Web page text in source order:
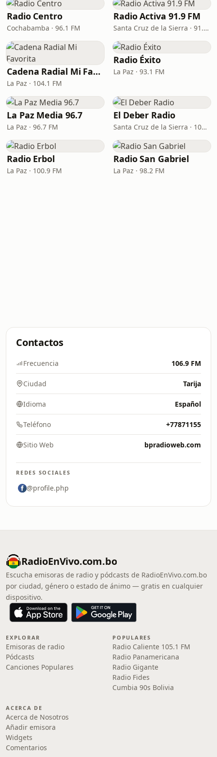
Radio Centro
Cochabamba · 96.1 FM
Radio Activa 91.9 FM
Santa Cruz de la Sierra · 91.9 FM
Cadena Radial Mi Favorita
La Paz · 104.1 FM
Radio Éxito
La Paz · 93.1 FM
La Paz Media 96.7
La Paz · 96.7 FM
El Deber Radio
Santa Cruz de la Sierra · 103.3 FM
Radio Erbol
La Paz · 100.9 FM
Radio San Gabriel
La Paz · 98.2 FM
Contactos
Frecuencia 106.9 FM
Ciudad Tarija
Idioma Español
Teléfono +77871155
Sitio Web bpradioweb.com
REDES SOCIALES
@profile.php
RadioEnVivo.com.bo
Escucha emisoras de radio y pódcasts de RadioEnVivo.com.bo
por ciudad, género o estado de ánimo — gratis en cualquier
dispositivo.
EXPLORAR
Emisoras de radio
Pódcasts
Canciones Populares
POPULARES
Radio Caliente 105.1 FM
Radio Panamericana
Radio Gigante
Radio Fides
Cumbia 90s Bolivia
ACERCA DE
Acerca de Nosotros
Añadir emisora
Widgets
Comentarios